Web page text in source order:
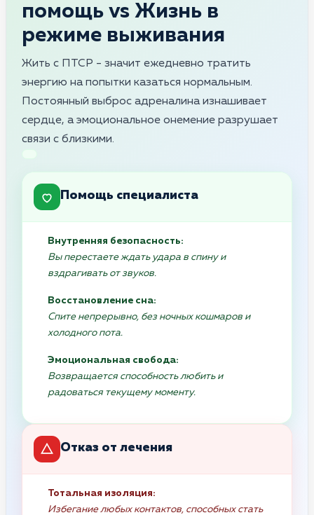
помощь vs Жизнь в
режиме выживания
Жить с ПТСР - значит ежедневно тратить
энергию на попытки казаться нормальным.
Постоянный выброс адреналина изнашивает
сердце, а эмоциональное онемение разрушает
связи с близкими.
Помощь специалиста
Внутренняя безопасность:
Вы перестаете ждать удара в спину и
вздрагивать от звуков.
Восстановление сна:
Спите непрерывно, без ночных кошмаров и
холодного пота.
Эмоциональная свобода:
Возвращается способность любить и
радоваться текущему моменту.
Отказ от лечения
Тотальная изоляция:
Избегание любых контактов, способных стать